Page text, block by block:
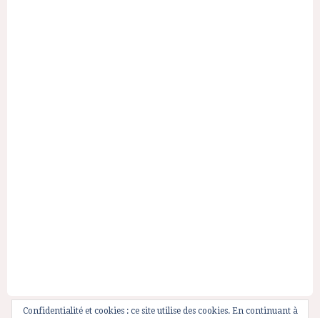
Confidentialité et cookies : ce site utilise des cookies. En continuant à